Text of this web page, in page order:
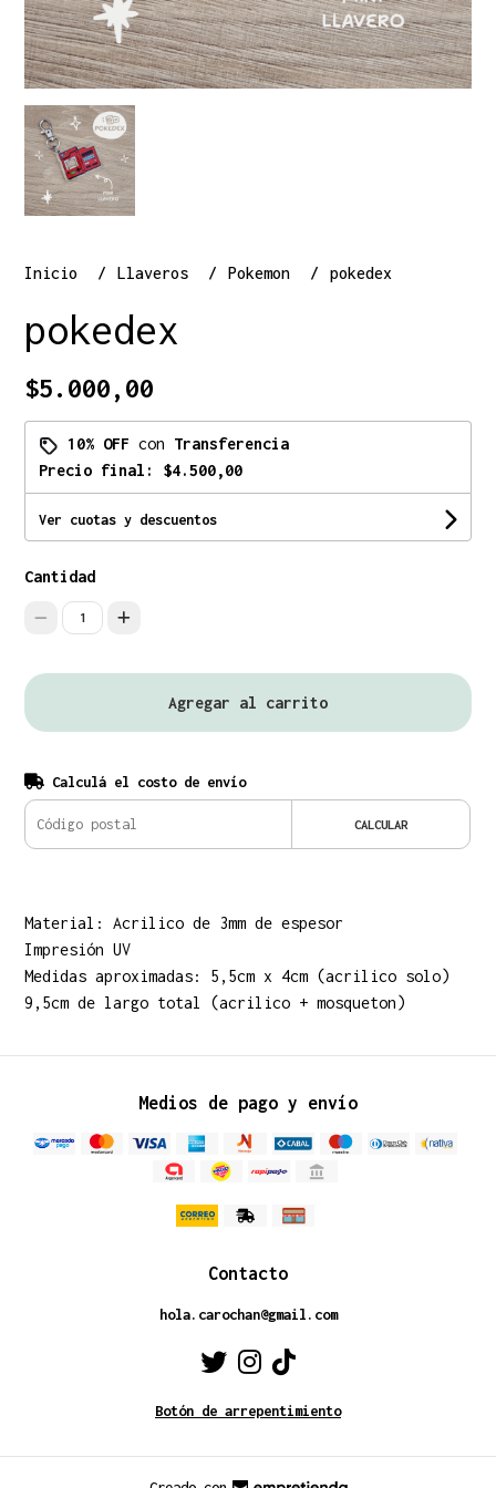
Inicio Llaveros Pokemon pokedex
pokedex
$5.000,00
10% OFF con Transferencia
Precio final: $4.500,00
Ver cuotas y descuentos
Cantidad
1
Agregar al carrito
Calculá el costo de envío
CALCULAR
Material: Acrilico de 3mm de espesor
Impresión UV
Medidas aproximadas: 5,5cm x 4cm (acrilico solo)
9,5cm de largo total (acrilico + mosqueton)
Medios de pago y envío
Contacto
hola.carochan@gmail.com
Botón de arrepentimiento